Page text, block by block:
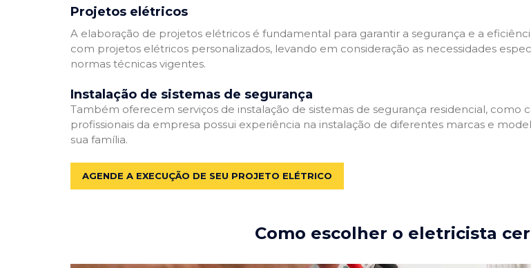
Projetos elétricos
A elaboração de projetos elétricos é fundamental para garantir a segurança e a
com projetos elétricos personalizados, levando em consideração as necessidades
normas técnicas vigentes.
Instalação de sistemas de segurança
Também oferecem serviços de instalação de sistemas de segurança residencial, como
profissionais da empresa possui experiência na instalação de diferentes marcas e
sua família.
AGENDE A EXECUÇÃO DE SEU PROJETO ELÉTRICO
Como escolher o eletricista